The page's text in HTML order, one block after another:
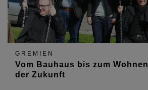
GREMIEN
Vom Bauhaus bis zum Wohnen
der Zukunft